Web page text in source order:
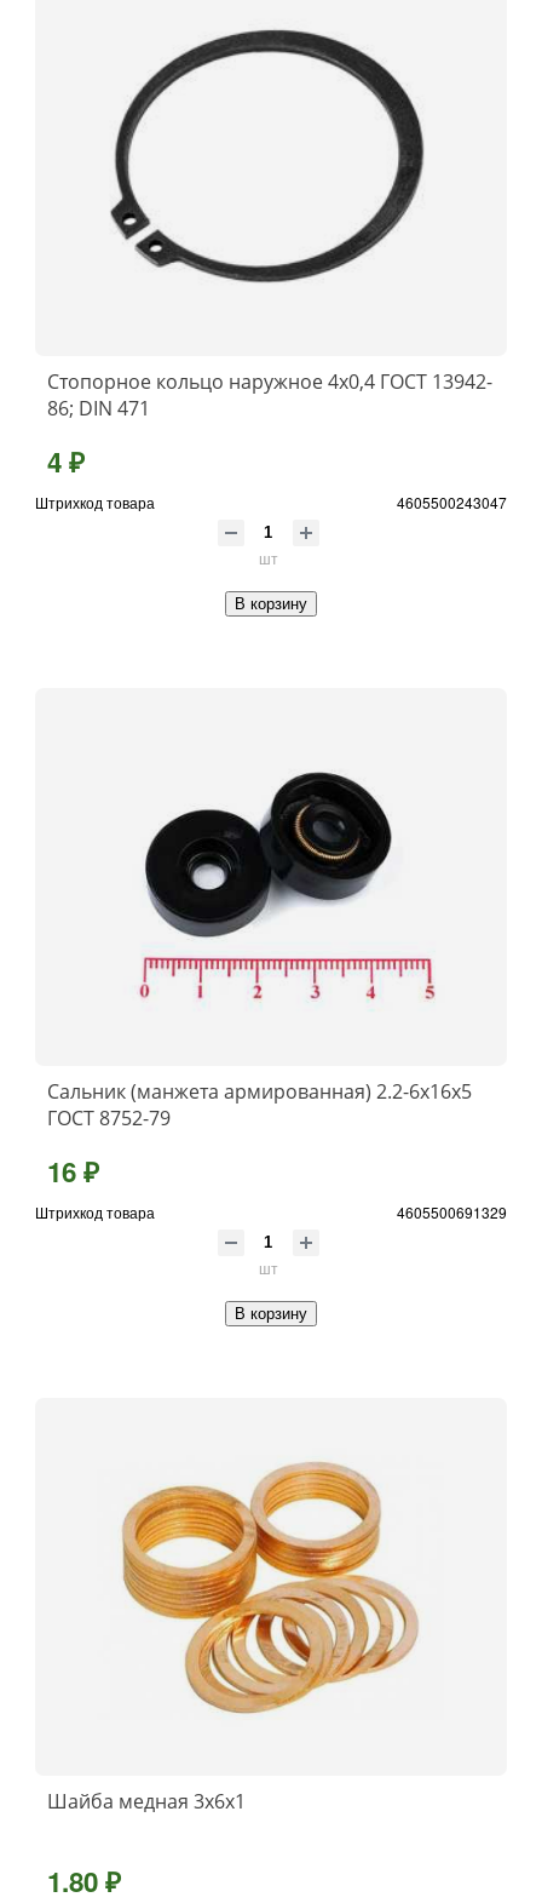
Стопорное кольцо наружное 4х0,4 ГОСТ 13942-
86; DIN 471
4 ₽
Штрихкод товара 4605500243047
шт
В корзину
Сальник (манжета армированная) 2.2-6х16х5
ГОСТ 8752-79
16 ₽
Штрихкод товара 4605500691329
шт
В корзину
Шайба медная 3x6x1
1.80 ₽